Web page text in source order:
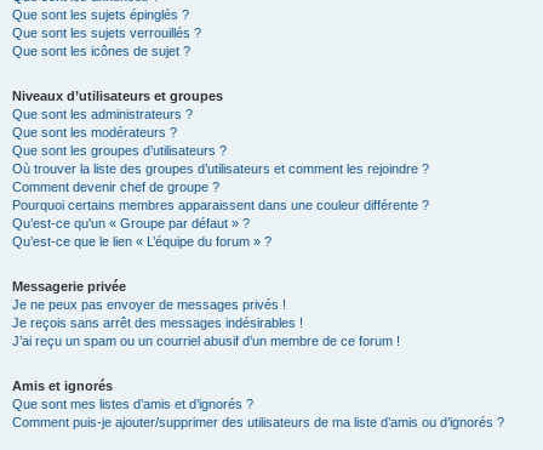
Que sont les sujets épinglés ?
Que sont les sujets verrouillés ?
Que sont les icônes de sujet ?
Niveaux d’utilisateurs et groupes
Que sont les administrateurs ?
Que sont les modérateurs ?
Que sont les groupes d’utilisateurs ?
Où trouver la liste des groupes d’utilisateurs et comment les rejoindre ?
Comment devenir chef de groupe ?
Pourquoi certains membres apparaissent dans une couleur différente ?
Qu’est-ce qu’un « Groupe par défaut » ?
Qu’est-ce que le lien « L’équipe du forum » ?
Messagerie privée
Je ne peux pas envoyer de messages privés !
Je reçois sans arrêt des messages indésirables !
J’ai reçu un spam ou un courriel abusif d’un membre de ce forum !
Amis et ignorés
Que sont mes listes d’amis et d’ignorés ?
Comment puis-je ajouter/supprimer des utilisateurs de ma liste d’amis ou d’ignorés ?